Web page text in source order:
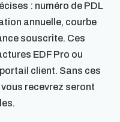
: numéro de PDL
annuelle, courbe
souscrite. Ces
EDF Pro ou
client. Sans ces
recevrez seront